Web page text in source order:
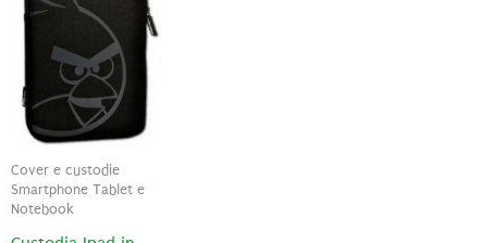
Cover e custodie
Smartphone Tablet e
Notebook